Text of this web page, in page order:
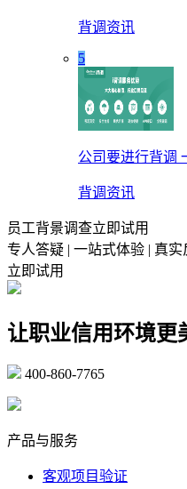
背调资讯
5
公司要进行背调
背调资讯
员工背景调查立即试用
专人答疑 | 一站式体验 | 真实
立即试用
让职业信用环境更
400-860-7765
产品与服务
客观项目验证